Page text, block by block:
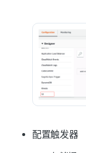
配置触发器